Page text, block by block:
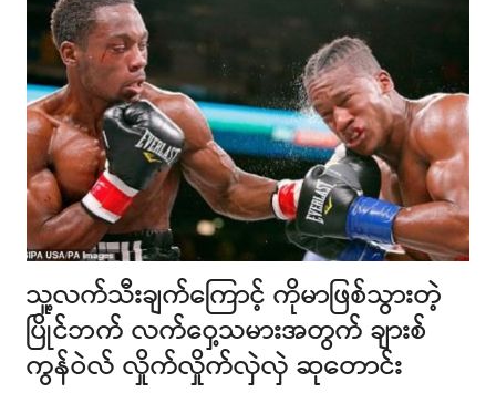
သူ့လက်သီးချက်ကြောင့် ကိုမာဖြစ်သွားတဲ့
ပြိုင်ဘက် လက်ဝှေ့သမားအတွက် ချားစ်
ကွန်ဝဲလ် လှိုက်လှိုက်လှဲလှဲ ဆုတောင်း